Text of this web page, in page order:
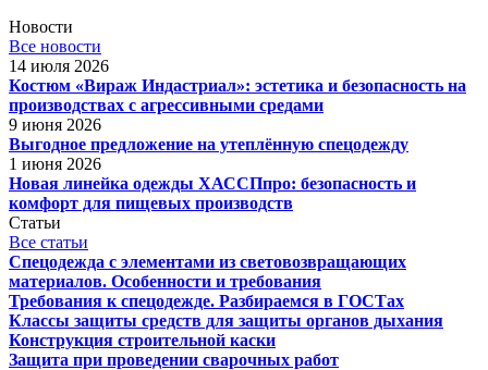
Новости
Все новости
14 июля 2026
Костюм «Вираж Индастриал»: эстетика и безопасность на
производствах с агрессивными средами
9 июня 2026
Выгодное предложение на утеплённую спецодежду
1 июня 2026
Новая линейка одежды ХАССПпро: безопасность и
комфорт для пищевых производств
Статьи
Все статьи
Спецодежда с элементами из световозвращающих
материалов. Особенности и требования
Требования к спецодежде. Разбираемся в ГОСТах
Классы защиты средств для защиты органов дыхания
Конструкция строительной каски
Защита при проведении сварочных работ